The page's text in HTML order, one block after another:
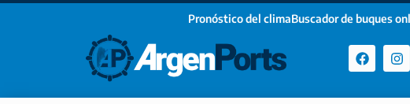
Pronóstico del climaBuscador de buques
¡Sumate a nuestro Newsletter!